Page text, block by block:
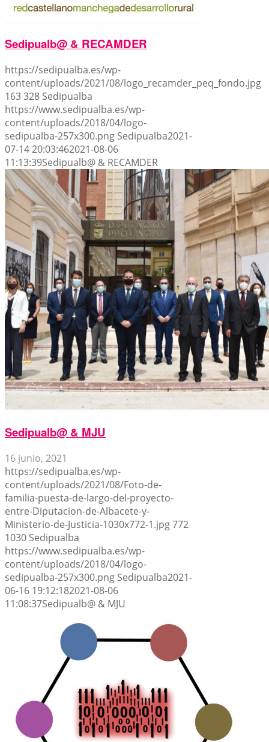
Sedipualb@ & RECAMDER
https://sedipualba.es/wp-
content/uploads/2021/08/logo_recamder_peq_fondo.jpg
163328 Sedipualba
https://www.sedipualba.es/wp-
content/uploads/2018/04/logo-
sedipualba-257x300.png Sedipualba2021-
07-14 20:03:462021-08-06
11:13:39Sedipualb@ & RECAMDER
Sedipualb@ & MJU
16 junio, 2021
https://sedipualba.es/wp-
content/uploads/2021/08/Foto-de-
familia-puesta-de-largo-del-proyecto-
entre-Diputacion-de-Albacete-y-
Ministerio-de-Justicia-1030x772-1.jpg772
1030 Sedipualba
https://www.sedipualba.es/wp-
content/uploads/2018/04/logo-
sedipualba-257x300.png Sedipualba2021-
06-16 19:12:182021-08-06
11:08:37Sedipualb@ & MJU